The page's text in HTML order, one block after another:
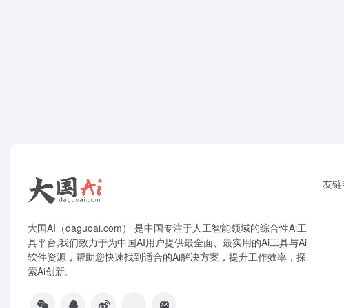
大国AI（daguoai.com） 是中国专注于人工智能领域的综合性Ai工
具平台,我们致力于为中国AI用户提供最全面、最实用的Ai工具与Ai
软件资源，帮助您快速找到适合的Ai解决方案，提升工作效率，探
索Ai创新。
友